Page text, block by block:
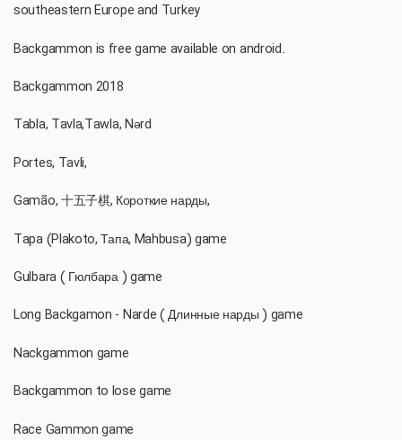
southeastern Europe and Turkey
Backgammon is free game available on android.
Backgammon 2018
Tabla, Tavla,Tawla, Nərd
Portes, Tavli,
Gamão, 十五子棋, Короткие нарды,
Tapa (Plakoto, Тапа, Mahbusa) game
Gulbara ( Гюлбара ) game
Long Backgamon - Narde ( Длинные нарды ) game
Nackgammon game
Backgammon to lose game
Race Gammon game